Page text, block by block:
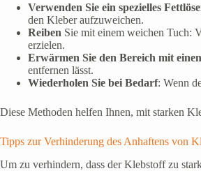
Verwenden Sie ein spezielles
den Kleber aufzuweichen.
Reiben Sie mit einem weichen Tuch:
erzielen.
Erwärmen Sie den Bereich mit
entfernen lässt.
Wiederholen Sie bei Bedarf: Wenn
Diese Methoden helfen Ihnen, mit starken
Tipps zur Verhinderung des Anhaftens von
Um zu verhindern, dass der Klebstoff zu